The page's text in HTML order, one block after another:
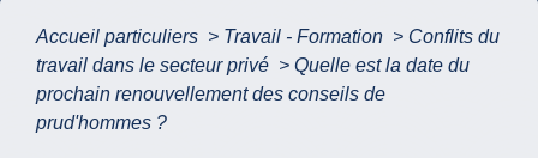
Accueil particuliers > Travail - Formation > Conflits du
travail dans le secteur privé > Quelle est la date du
prochain renouvellement des conseils de
prud'hommes ?